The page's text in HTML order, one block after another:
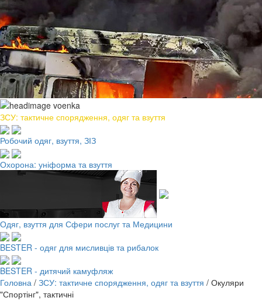
ЗСУ: тактичне спорядження, одяг та взуття
Робочий одяг, взуття, ЗІЗ
Охорона: уніформа та взуття
Одяг, взуття для Сфери послуг та Медицини
BESTER - одяг для мисливців та рибалок
BESTER - дитячий камуфляж
Головна / ЗСУ: тактичне спорядження, одяг та взуття / Окуляри
"Спортінг", тактичні